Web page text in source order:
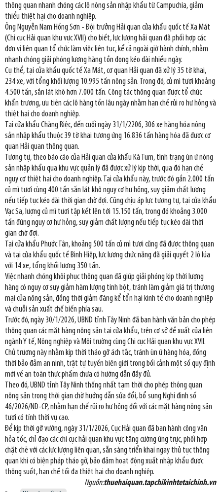
thông quan nhanh chóng các lô nông sản nhập khẩu từ Campuchia, giảm
thiểu thiệt hại cho doanh nghiệp.
Ông Nguyễn Nam Hồng Sơn - Đội trưởng Hải quan cửa khẩu quốc tế Xa Mát
(Chi cục Hải quan khu vực XVII) cho biết, lực lượng hải quan đã phối hợp các
đơn vị liên quan tổ chức làm việc liên tục, kể cả ngoài giờ hành chính, nhằm
nhanh chóng giải phóng lượng hàng tồn đọng kéo dài nhiều ngày.
Cụ thể, tại cửa khẩu quốc tế Xa Mát, cơ quan Hải quan đã xử lý 35 tờ khai,
234 xe, với tổng khối lượng 10.995 tấn nông sản. Trong đó, củ mì tươi khoảng
4.500 tấn, sắn lát khô hơn 7.000 tấn. Công tác thông quan được tổ chức
khẩn trương, ưu tiên các lô hàng tồn lâu ngày nhằm hạn chế rủi ro hư hỏng và
thiệt hại cho doanh nghiệp.
Tại cửa khẩu Chàng Riệc, đến cuối ngày 31/1/2206, 306 xe hàng hóa nông
sản nhập khẩu thuộc 39 tờ khai tương ứng 16.836 tấn hàng hóa đã được cơ
quan Hải quan thông quan.
Tương tự, theo báo cáo của Hải quan cửa khẩu Kà Tum, tình trạng ùn ứ nông
sản nhập khẩu qua khu vực quản lý đã được xử lý kịp thời, qua đó hạn chế
nguy cơ thiệt hại cho doanh nghiệp. Tại cửa khẩu này, trước đó gần 2.000 tấn
củ mì tươi cùng 400 tấn sắn lát khô nguy cơ hư hỏng, suy giảm chất lượng
nếu tiếp tục kéo dài thời gian chờ đợi. Cũng chịu áp lực tương tự, tại cửa khẩu
Vạc Sa, lượng củ mì tươi tập kết lên tới 15.150 tấn, trong đó khoảng 3.000
tấn đứng nguy cơ hư hỏng, suy giảm chất lượng nếu tiếp tục kéo dài thời
gian chờ đợi.
Tại cửa khẩu Phước Tân, khoảng 500 tấn củ mì tươi cũng đã được thông quan
và tại cửa khẩu quốc tế Bình Hiệp, lực lượng chức năng đã giải quyết 2 lô lúa
với 14 xe, tổng khối lượng 350 tấn.
Việc nhanh chóng khôi phục thông quan đã giúp giải phóng kịp thời lượng
hàng có nguy cơ suy giảm hàm lượng tinh bột, tránh làm giảm giá trị thương
mại của nông sản, đồng thời giảm đáng kể tổn hại kinh tế cho doanh nghiệp
và chuỗi sản xuất chế biến phía sau.
Trước đó, ngày 30/1/2026, UBND tỉnh Tây Ninh đã ban hành văn bản cho phép
thông quan các mặt hàng nông sản tại cửa khẩu, trên cơ sở đề xuất của liên
ngành Y tế, Nông nghiệp và Môi trường cùng Chi cục Hải quan khu vực XVII.
Chủ trương này nhằm kịp thời tháo gỡ ách tắc, tránh ùn ứ hàng hóa, đồng
thời bảo đảm an ninh, trật tự tuyến biên giới trong bối cảnh một số quy định
mới về an toàn thực phẩm chưa có hướng dẫn đầy đủ.
Theo đó, UBND tỉnh Tây Ninh thống nhất tạm thời cho phép thông quan
nông sản trong thời gian chờ hướng dẫn sửa đổi, bổ sung Nghị định số
46/2026/NĐ-CP, nhằm hạn chế rủi ro hư hỏng đối với các mặt hàng nông sản
tươi có tính thời vụ cao.
Để kịp thời gỡ vướng, ngày 31/1/2026, Cục Hải quan đã ban hành công văn
hỏa tốc, chỉ đạo các chi cục hải quan khu vực tăng cường ứng trực, phối hợp
chặt chẽ với các lực lượng liên quan, sẵn sàng triển khai ngay thủ tục thông
quan khi có biện pháp tháo gỡ, bảo đảm hoạt động xuất nhập khẩu được
thông suốt, hạn chế tối đa thiệt hại cho doanh nghiệp.
Nguồn:thuehaiquan.tapchikinhtetaichinh.vn